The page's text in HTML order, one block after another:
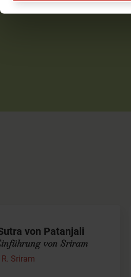
von Patanjali
von Sriram
R. Sriram